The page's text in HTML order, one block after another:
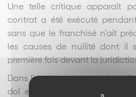
Une telle critique apparaît
contrat a été exécuté
sans que le franchisé n’ait
les causes de nullité dont il
première fois devant la
Dans l’espèce commentée, le
dol et l’absence de